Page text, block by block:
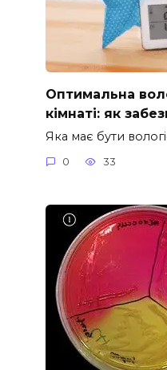
Оптимальна
кімнаті: як
Яка має бути
0 33